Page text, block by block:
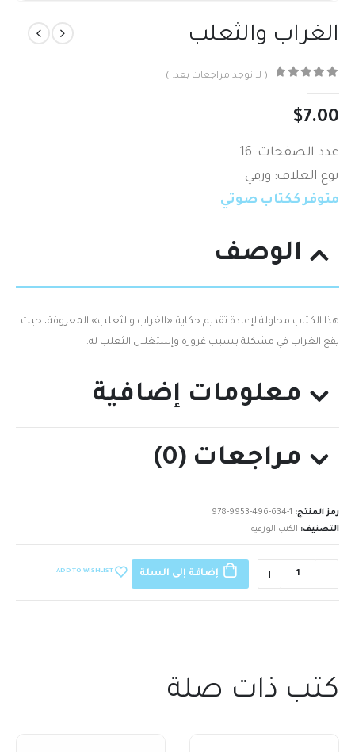
الغراب والثعلب
( لا توجد مراجعات بعد. )
$7.00
عدد الصفحات: 16
نوع الغلاف: ورقي
متوفر ككتاب صوتي
الوصف
هذا الكتاب محاولة لإعادة تقديم حكاية «الغراب والثعلب» المعروفة، حيث
يقع الغراب في مشكلة بسبب غروره وإستغلال الثعلب له.
معلومات إضافية
مراجعات (0)
رمز المنتج: 978-9953-496-634-1
التصنيف: الكتب الورقية
إضافة إلى السلة ADD TO WISHLIST
كتب ذات صلة